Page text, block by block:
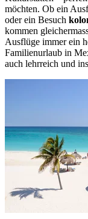
möchten. Ob ein
oder ein Besuch
kommen
Ausflüge immer ein
Familienurlaub in
auch lehrreich und